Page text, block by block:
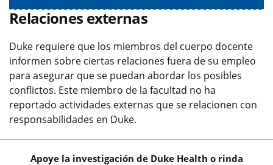
Relaciones externas
Duke requiere que los miembros del cuerpo docente
informen sobre ciertas relaciones fuera de su empleo
para asegurar que se puedan abordar los posibles
conflictos. Este miembro de la facultad no ha
reportado actividades externas que se relacionen con
responsabilidades en Duke.
Apoye la investigación de Duke Health o rinda